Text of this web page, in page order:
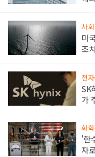
사회
미
조
전
SK
가
화학
'한
자